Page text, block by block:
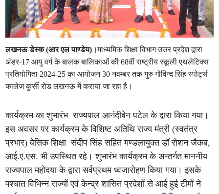
लखनऊ डेस्क (आर एल पाण्डेय)।माध्यमिक शिक्षा विभाग उत्तर प्रदेश द्वारा
अंडर-17 आयु वर्ग के बालक बालिकाओं की 68वीं राष्ट्रीय स्कूली एथलेटिक्स
प्रतियोगिता 2024-25 का आयोजन 30 नवम्बर तक गुरु गोविन्द सिंह स्पोर्ट्स
कालेज कुर्सी रोड लखनऊ में कराया जा रहा है।
कार्यक्रम का शुभारंभ राज्यपाल आनंदीबेन पटेल के द्वारा किया गया।
इस अवसर पर कार्यक्रम के विशिष्ट अतिथि राज्य मंत्री (स्वतंत्र
प्रभार) बेसिक शिक्षा संदीप सिंह सहित मण्डलायुक्त डॉ रोशन जैकब,
आई.ए.एस. भी उपस्थित रहे। शुभारंभ कार्यक्रम के अन्तर्गत माननीय
राज्यपाल महोदया के द्वारा सर्वप्रथम ध्वजारोहण किया गया। इसके
पश्चात विभिन्न राज्यों एवं केन्द्र शासित प्रदेशों से आई हुई टीमों ने